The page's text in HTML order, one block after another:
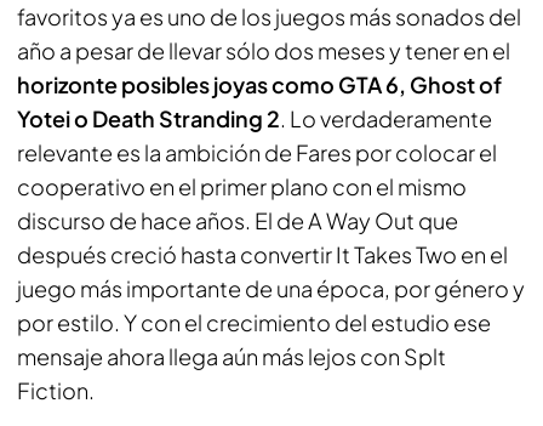
favoritos ya es uno de los juegos más sonados del
año a pesar de llevar sólo dos meses y tener en el
horizonte posibles joyas como GTA 6, Ghost of
Yotei o Death Stranding 2. Lo verdaderamente
relevante es la ambición de Fares por colocar el
cooperativo en el primer plano con el mismo
discurso de hace años. El de A Way Out que
después creció hasta convertir It Takes Two en el
juego más importante de una época, por género y
por estilo. Y con el crecimiento del estudio ese
mensaje ahora llega aún más lejos con Splt
Fiction.